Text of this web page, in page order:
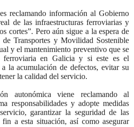
reclamando información al Gobierno
de las infraestructuras ferroviarias y
cortes”. Pero aún sigue a la espera de
Transportes y Movilidad Sostenible
y el mantenimiento preventivo que se
ferroviaria en Galicia y si este es el
a la acumulación de defectos, evitar su
la calidad del servicio.
autonómica viene reclamando al
responsabilidades y adopte medidas
garantizar la seguridad de las
a esta situación, así como asegurar